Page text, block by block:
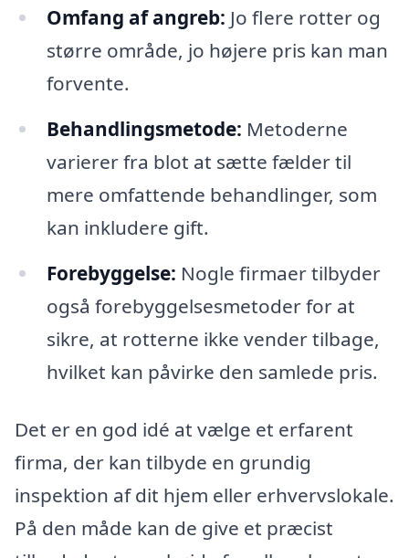
Omfang af angreb: Jo flere rotter og
større område, jo højere pris kan man
forvente.
Behandlingsmetode: Metoderne
varierer fra blot at sætte fælder til
mere omfattende behandlinger, som
kan inkludere gift.
Forebyggelse: Nogle firmaer tilbyder
også forebyggelsesmetoder for at
sikre, at rotterne ikke vender tilbage,
hvilket kan påvirke den samlede pris.
Det er en god idé at vælge et erfarent
firma, der kan tilbyde en grundig
inspektion af dit hjem eller erhvervslokale.
På den måde kan de give et præcist